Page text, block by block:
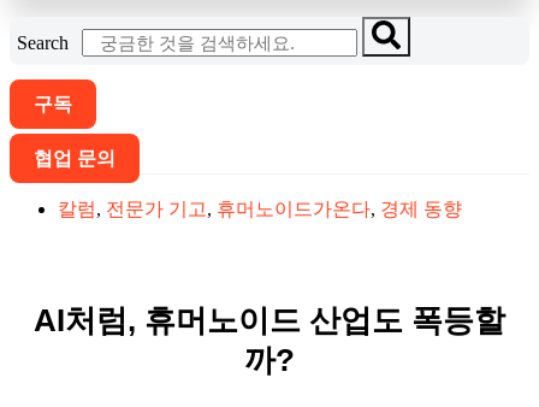
Search
구독
협업 문의
칼럼, 전문가 기고, 휴머노이드가온다, 경제 동향
AI처럼, 휴머노이드 산업도 폭등할
까?